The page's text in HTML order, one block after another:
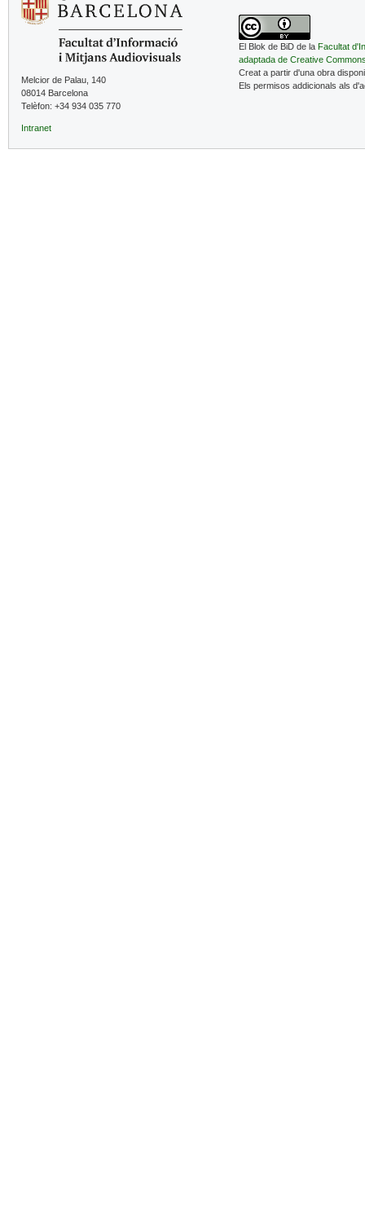
Melcior de Palau, 140
08014 Barcelona
Telèfon: +34 934 035 770
Intranet
El Blok de BiD de la Facultat
adaptada de Creative
Creat a partir d'una obra
Els permisos addicionals als